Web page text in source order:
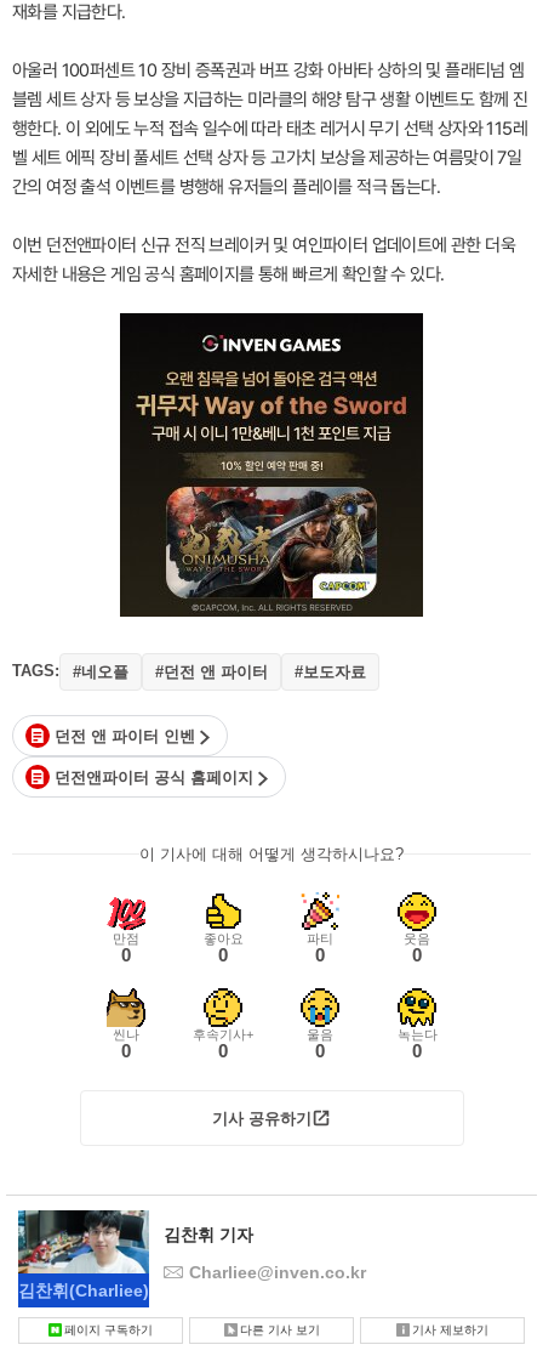
재화를 지급한다.
아울러 100퍼센트 10 장비 증폭권과 버프 강화 아바타 상하의 및 플래티넘 엠
블렘 세트 상자 등 보상을 지급하는 미라클의 해양 탐구 생활 이벤트도 함께 진
행한다. 이 외에도 누적 접속 일수에 따라 태초 레거시 무기 선택 상자와 115레
벨 세트 에픽 장비 풀세트 선택 상자 등 고가치 보상을 제공하는 여름맞이 7일
간의 여정 출석 이벤트를 병행해 유저들의 플레이를 적극 돕는다.
이번 던전앤파이터 신규 전직 브레이커 및 여인파이터 업데이트에 관한 더욱
자세한 내용은 게임 공식 홈페이지를 통해 빠르게 확인할 수 있다.
TAGS: #네오플 #던전 앤 파이터 #보도자료
던전 앤 파이터 인벤
던전앤파이터 공식 홈페이지
이 기사에 대해 어떻게 생각하시나요?
만점
0
좋아요
0
파티
0
웃음
0
씬나
0
후속기사+
0
울음
0
녹는다
0
기사 공유하기
김찬휘(Charliee)
김찬휘 기자
Charliee@inven.co.kr
페이지 구독하기 다른 기사 보기 기사 제보하기